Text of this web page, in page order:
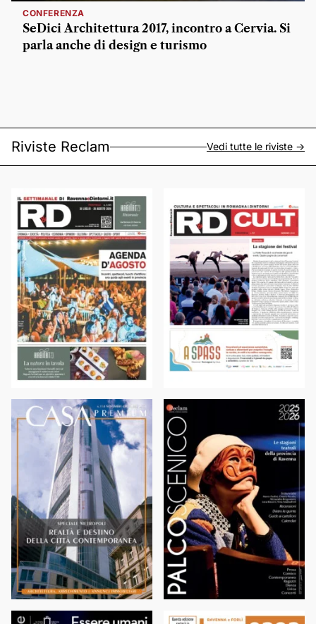
CONFERENZA
SeDici Architettura 2017, incontro a Cervia. Si
parla anche di design e turismo
Riviste Reclam Vedi tutte le riviste ->